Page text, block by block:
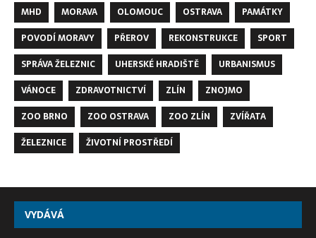
MHD
MORAVA OLOMOUC OSTRAVA
PAMÁTKY
POVODÍ MORAVY
PŘEROV REKONSTRUKCE
SPORT
SPRÁVA ŽELEZNIC
UHERSKÉ HRADIŠTĚ
URBANISMUS
VÁNOCE
ZDRAVOTNICTVÍ ZLÍN
ZNOJMO
ZOO BRNO
ZOO OSTRAVA ZOO ZLÍN
ZVÍŘATA
ŽELEZNICE
ŽIVOTNÍ PROSTŘEDÍ
VYDÁVÁ